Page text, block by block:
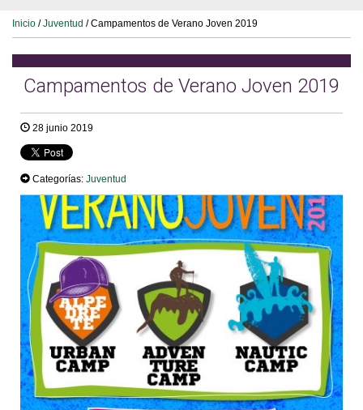
Inicio /Juventud / Campamentos de Verano Joven 2019
Campamentos de Verano Joven 2019
28 junio 2019
Categorías: Juventud